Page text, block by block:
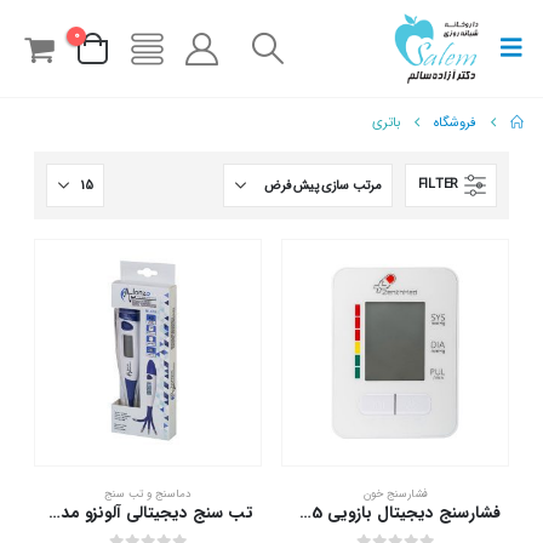
0
فروشگاه باتری
FILTER
فشارسنج خون
فشارسنج دیجیتال بازویی LD-575 زنیت مد
دماسنج و تب سنج
تب سنج دیجیتالی آلونزو مدل MT-4318